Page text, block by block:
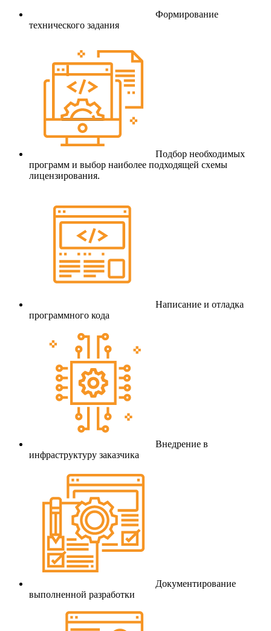
Формирование
технического задания
Подбор необходимых
программ и выбор наиболее подходящей схемы
лицензирования.
Написание и отладка
программного кода
Внедрение в
инфраструктуру заказчика
Документирование
выполненной разработки